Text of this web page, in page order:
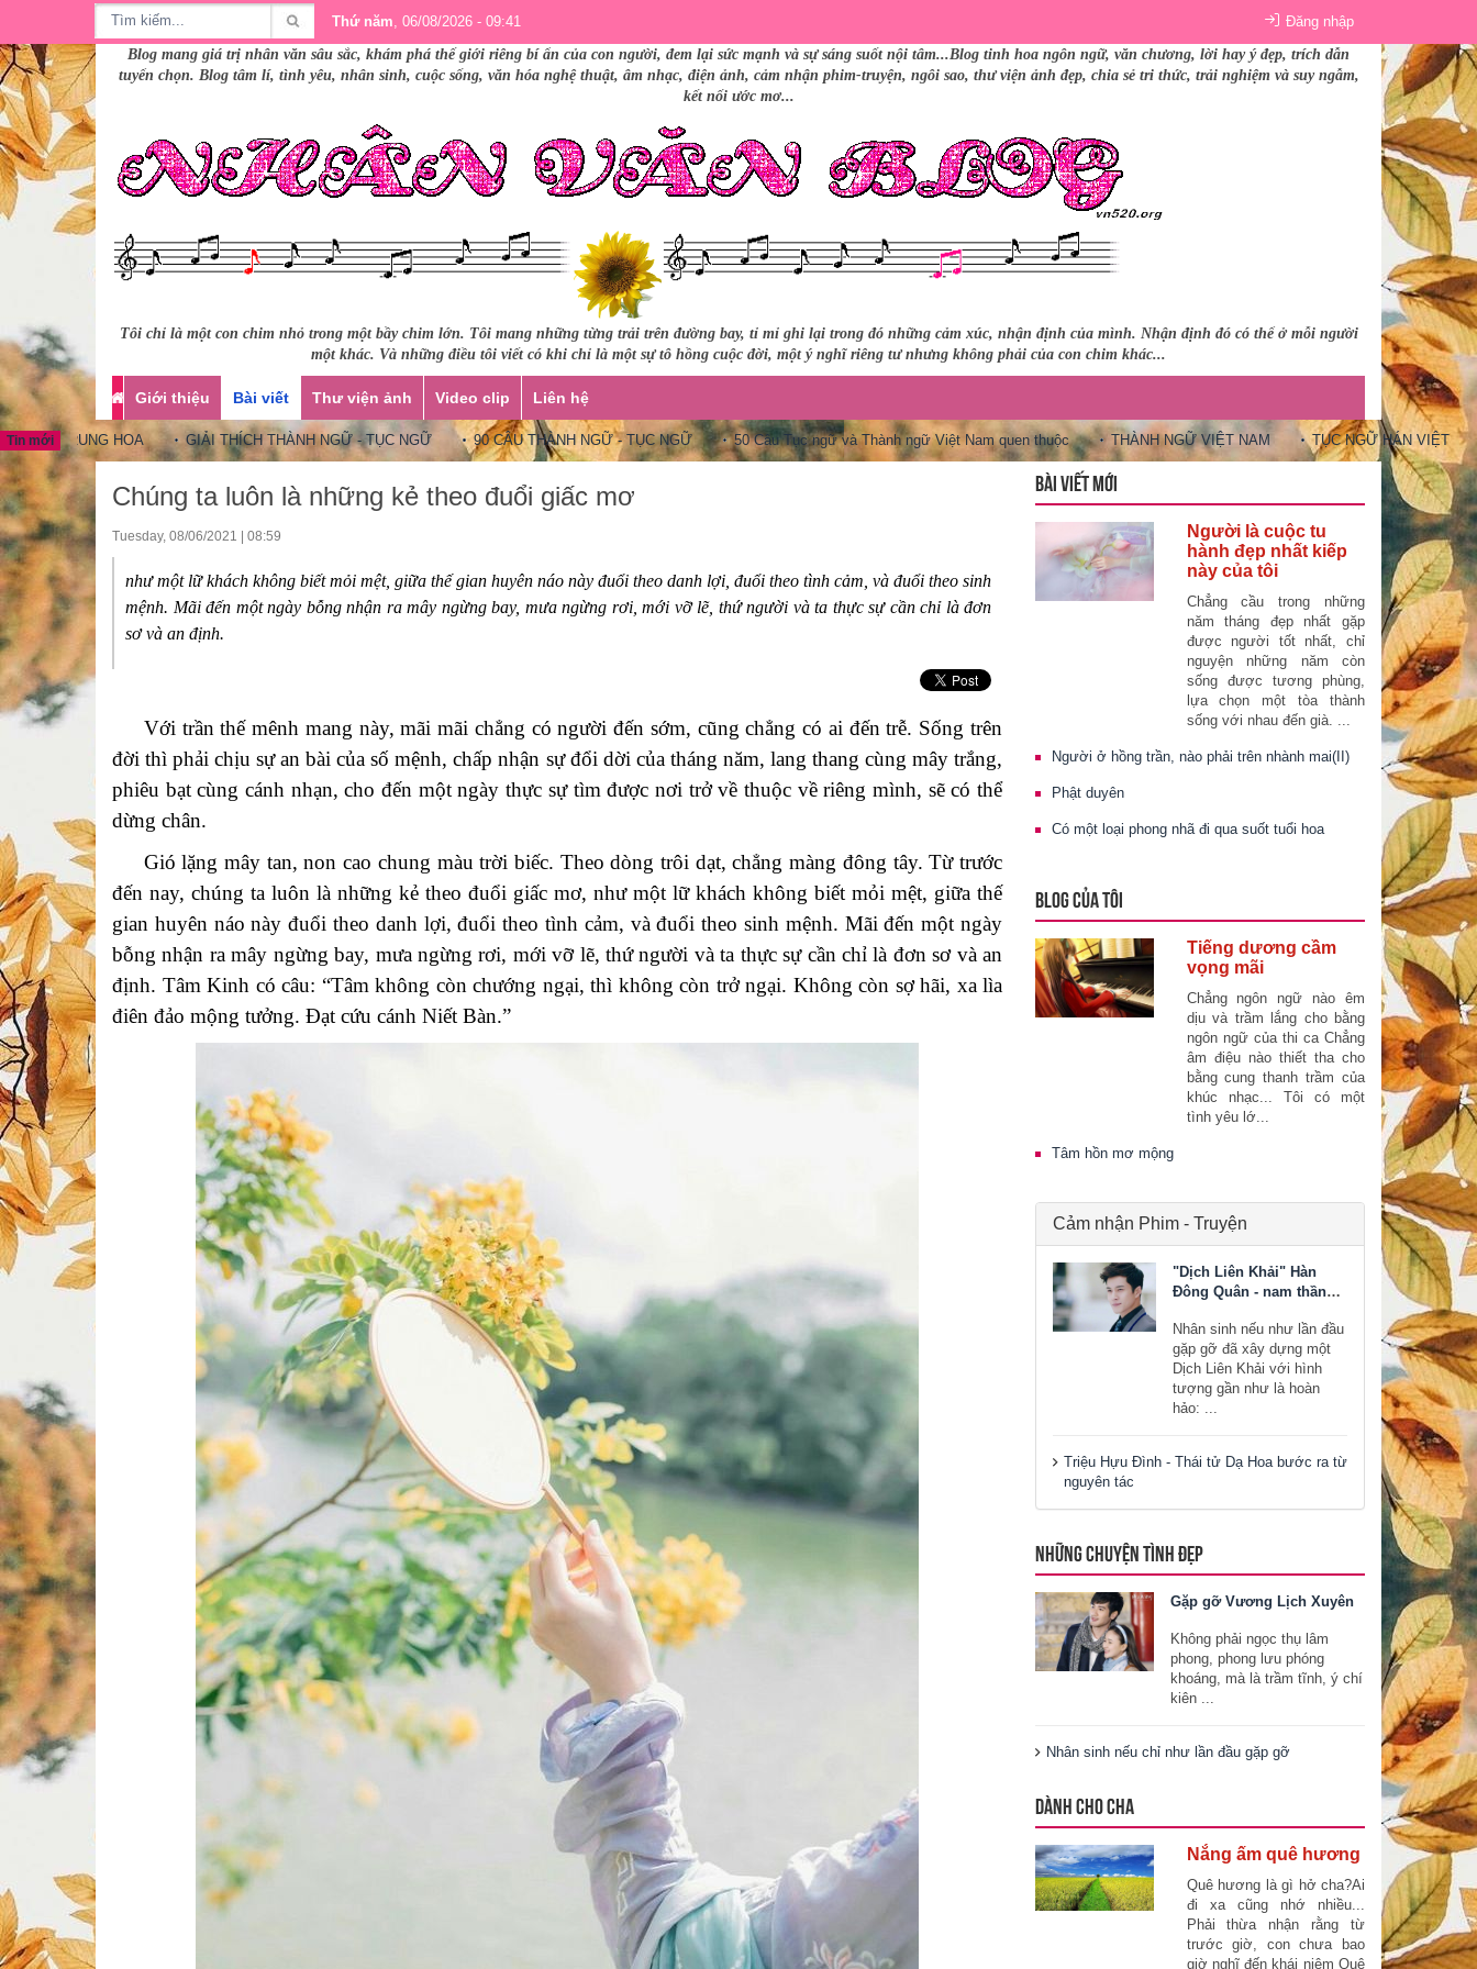
Thứ năm, 06/08/2026 - 09:41
Đăng nhập
Blog mang giá trị nhân văn sâu sắc, khám phá thế giới riêng bí ẩn của con người, đem lại sức mạnh và sự sáng suốt nội tâm...Blog tinh hoa ngôn ngữ, văn chương, lời hay ý đẹp, trích dẫn
tuyển chọn. Blog tâm lí, tình yêu, nhân sinh, cuộc sống, văn hóa nghệ thuật, âm nhạc, điện ảnh, cảm nhận phim-truyện, ngôi sao, thư viện ảnh đẹp, chia sẻ tri thức, trải nghiệm và suy ngẫm,
kết nối ước mơ...
Tôi chỉ là một con chim nhỏ trong một bầy chim lớn. Tôi mang những từng trải trên đường bay, tỉ mỉ ghi lại trong đó những cảm xúc, nhận định của mình. Nhận định đó có thể ở mỗi người
một khác. Và những điều tôi viết có khi chỉ là một sự tô hồng cuộc đời, một ý nghĩ riêng tư nhưng không phải của con chim khác...
Giới thiệu Bài viết Thư viện ảnh Video clip Liên hệ
Tin mới
TRUNG HOA GIẢI THÍCH THÀNH NGỮ - TỤC NGỮ 90 CÂU THÀNH NGỮ - TỤC NGỮ 50 Câu Tục ngữ và Thành ngữ Việt Nam quen thuộc THÀNH NGỮ VIỆT NAM TỤC NGỮ HÁN VIỆT 10
Chúng ta luôn là những kẻ theo đuổi giấc mơ
Tuesday, 08/06/2021 | 08:59
như một lữ khách không biết mỏi mệt, giữa thế gian huyên náo này đuổi theo danh lợi, đuổi theo tình cảm, và đuổi theo sinh
mệnh. Mãi đến một ngày bỗng nhận ra mây ngừng bay, mưa ngừng rơi, mới vỡ lẽ, thứ người và ta thực sự cần chỉ là đơn
sơ và an định.
Với trần thế mênh mang này, mãi mãi chẳng có người đến sớm, cũng chẳng có ai đến trễ. Sống trên
đời thì phải chịu sự an bài của số mệnh, chấp nhận sự đổi dời của tháng năm, lang thang cùng mây trắng,
phiêu bạt cùng cánh nhạn, cho đến một ngày thực sự tìm được nơi trở về thuộc về riêng mình, sẽ có thể
dừng chân.
Gió lặng mây tan, non cao chung màu trời biếc. Theo dòng trôi dạt, chẳng màng đông tây. Từ trước
đến nay, chúng ta luôn là những kẻ theo đuổi giấc mơ, như một lữ khách không biết mỏi mệt, giữa thế
gian huyên náo này đuổi theo danh lợi, đuổi theo tình cảm, và đuổi theo sinh mệnh. Mãi đến một ngày
bỗng nhận ra mây ngừng bay, mưa ngừng rơi, mới vỡ lẽ, thứ người và ta thực sự cần chỉ là đơn sơ và an
định. Tâm Kinh có câu: “Tâm không còn chướng ngại, thì không còn trở ngại. Không còn sợ hãi, xa lìa
điên đảo mộng tưởng. Đạt cứu cánh Niết Bàn.”
BÀI VIẾT MỚI
Người là cuộc tu
hành đẹp nhất kiếp
này của tôi
Chẳng cầu trong những
năm tháng đẹp nhất gặp
được người tốt nhất, chỉ
nguyện những năm còn
sống được tương phùng,
lựa chọn một tòa thành
sống với nhau đến già. ...
Người ở hồng trần, nào phải trên nhành mai(II)
Phật duyên
Có một loại phong nhã đi qua suốt tuổi hoa
BLOG CỦA TÔI
Tiếng dương cầm
vọng mãi
Chẳng ngôn ngữ nào êm
dịu và trầm lắng cho bằng
ngôn ngữ của thi ca Chẳng
âm điệu nào thiết tha cho
bằng cung thanh trầm của
khúc nhạc... Tôi có một
tình yêu lớ...
Tâm hồn mơ mộng
Cảm nhận Phim - Truyện
"Dịch Liên Khải" Hàn
Đông Quân - nam thần
Nhân sinh nếu như lần đầu
gặp gỡ đã xây dựng một
Dịch Liên Khải với hình
tượng gần như là hoàn
hảo: ...
Triệu Hựu Đình - Thái tử Dạ Hoa bước ra từ
nguyên tác
NHỮNG CHUYỆN TÌNH ĐẸP
Gặp gỡ Vương Lịch Xuyên
Không phải ngọc thụ lâm
phong, phong lưu phóng
khoáng, mà là trầm tĩnh, ý chí
kiên ...
Nhân sinh nếu chỉ như lần đầu gặp gỡ
DÀNH CHO CHA
Nắng ấm quê hương
Quê hương là gì hở cha?Ai
đi xa cũng nhớ nhiều...
Phải thừa nhận rằng từ
trước giờ, con chưa bao
giờ nghĩ đến khái niệm Quê